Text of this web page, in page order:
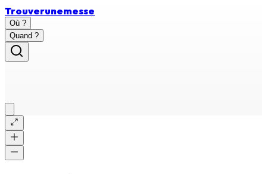
Trouverunemesse
Où ?
Quand ?